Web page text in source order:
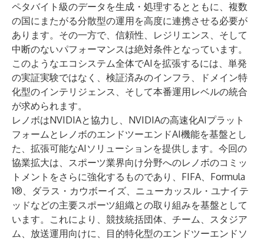
ペタバイト級のデータを生成・処理するとともに、複数
の国にまたがる分散型の運用を高度に連携させる必要が
あります。その一方で、信頼性、レジリエンス、そして
中断のないパフォーマンスは絶対条件となっています。
このようなエコシステム全体でAIを拡張するには、単発
の実証実験ではなく、検証済みのインフラ、ドメイン特
化型のインテリジェンス、そして本番運用レベルの統合
が求められます。
レノボはNVIDIAと協力し、NVIDIAの高速化AIプラット
フォームとレノボのエンドツーエンドAI機能を基盤とし
た、拡張可能なAIソリューションを提供します。今回の
協業拡大は、スポーツ業界向け分野へのレノボのコミッ
トメントをさらに強化するものであり、 FIFA、 Formula
1®、 ダラス・カウボーイズ、ニューカッスル・ユナイテ
ッドなどの主要スポーツ組織との取り組みを基盤として
います。これにより、競技統括団体、チーム、スタジア
ム、放送運用向けに、目的特化型のエンドツーエンドソ